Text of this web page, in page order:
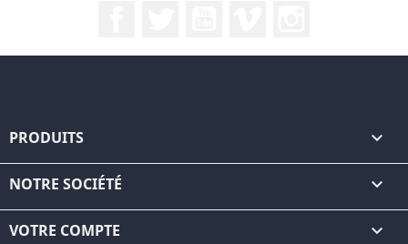
PRODUITS 
NOTRE SOCIÉTÉ 
VOTRE COMPTE 